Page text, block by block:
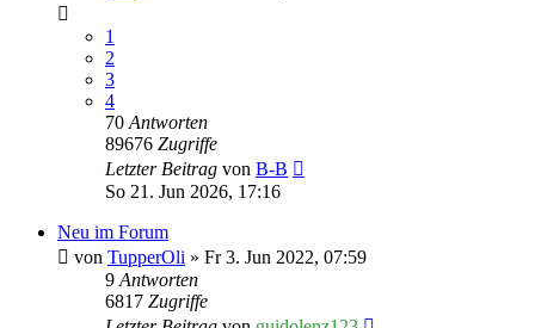
1
2
3
4
70Antworten
89676 Zugriffe
Letzter Beitrag von B-B
So 21. Jun 2026, 17:16
Neu im Forum
von TupperOli » Fr 3. Jun 2022, 07:59
9Antworten
6817 Zugriffe